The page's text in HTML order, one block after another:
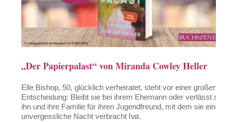
„Der Papierpalast“ von Miranda Cowley Heller
Elle Bishop, 50, glücklich verheiratet, steht vor einer großen
Entscheidung: Bleibt sie bei ihrem Ehemann oder verlässt sie
ihn und ihre Familie für ihren Jugendfreund, mit dem sie eine
unvergessliche Nacht verbracht hat.